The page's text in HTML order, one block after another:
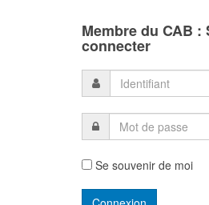
Membre du CAB :
connecter
Se souvenir de moi